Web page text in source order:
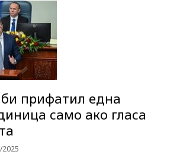
прифатил една
само ако гласа
2025